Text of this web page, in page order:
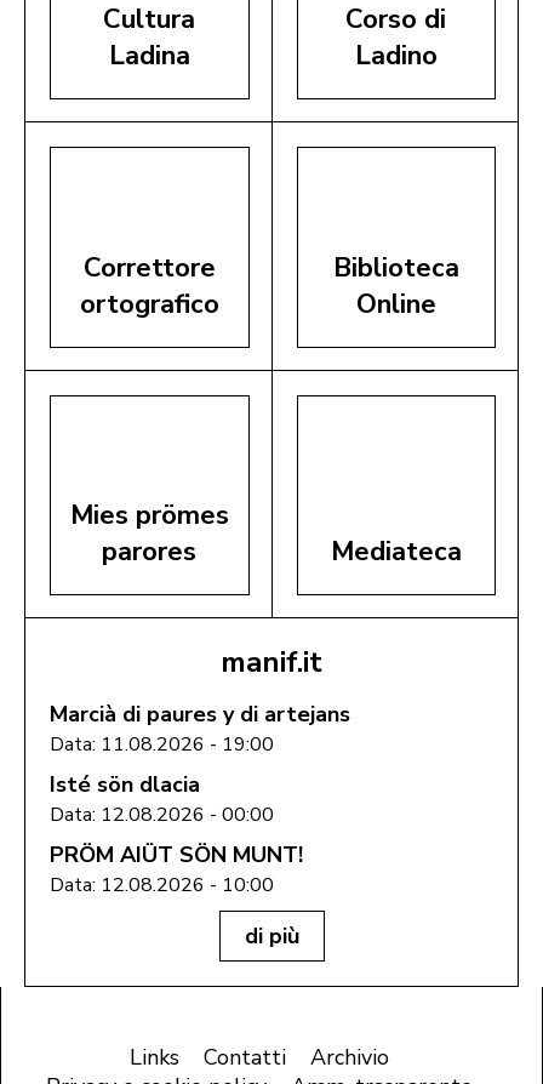
Cultura
Ladina
Corso di
Ladino
Correttore
ortografico
Biblioteca
Online
Mies prömes
parores
Mediateca
manif.it
Marcià di paures y di artejans
Data: 11.08.2026 - 19:00
Isté sön dlacia
Data: 12.08.2026 - 00:00
PRÖM AIÜT SÖN MUNT!
Data: 12.08.2026 - 10:00
di più
Links Contatti
Archivio